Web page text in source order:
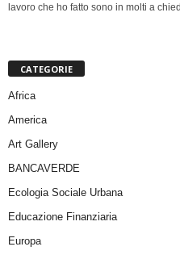
lavoro che ho fatto sono in molti a
CATEGORIE
Africa
America
Art Gallery
BANCAVERDE
Ecologia Sociale Urbana
Educazione Finanziaria
Europa